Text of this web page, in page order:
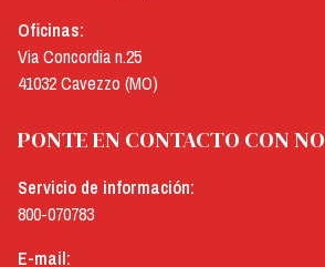
Oficinas:
Via Concordia n.25
41032 Cavezzo (MO)
PONTE EN CONTACTO CON
Servicio de información:
800-070783
E-mail: